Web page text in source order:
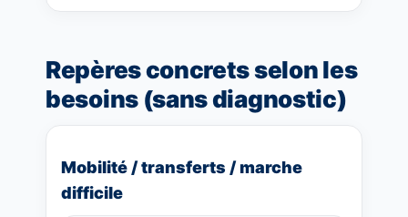
Repères concrets selon les
besoins (sans diagnostic)
Mobilité / transferts / marche
difficile